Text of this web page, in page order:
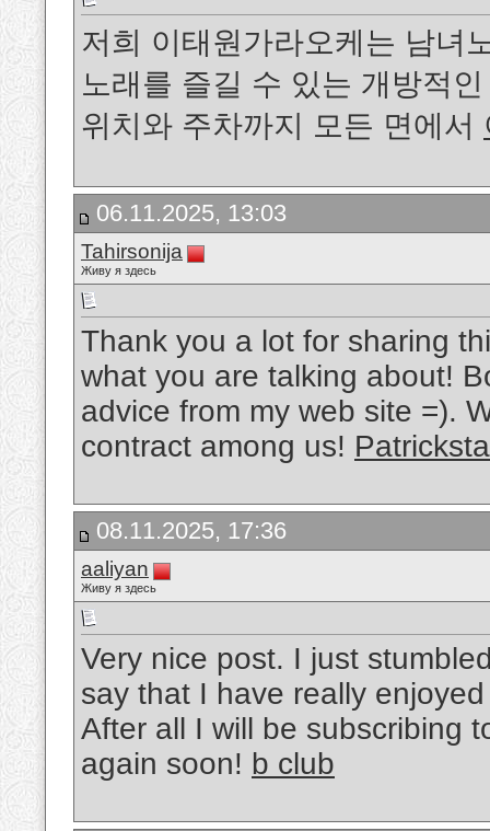
저희 이태원가라오케는 남녀
노래를 즐길 수 있는 개방적
위치와 주차까지 모든 면에서
06.11.2025, 13:03
Tahirsonija
Живу я здесь
Thank you a lot for sharing
what you are talking about!
advice from my web site =).
contract among us!
08.11.2025, 17:36
aaliyan
Живу я здесь
Very nice post. I just
say that I have really
After all I will be subscribing
again soon! b club